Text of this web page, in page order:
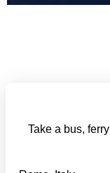
Take a bus,